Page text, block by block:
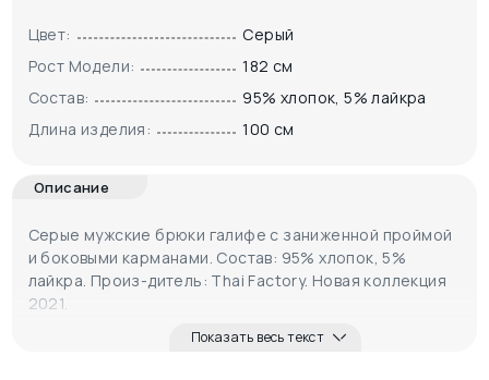
Цвет:
Серый
Рост Модели:
182 см
Состав:
95% хлопок, 5% лайкра
Длина изделия:
100 см
Описание
Серые мужские брюки галифе с заниженной проймой
и боковыми карманами. Состав: 95% хлопок, 5%
лайкра. Произ-дитель: Thai Factory. Новая коллекция
2021.
Показать весь текст